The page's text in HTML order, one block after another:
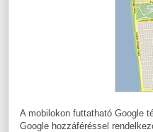
A mobilokon futtatható Google
Google hozzáféréssel